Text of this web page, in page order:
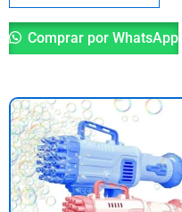
Comprar por WhatsApp